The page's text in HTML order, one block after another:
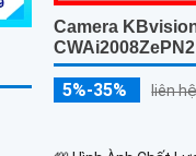
Camera
5%-35% liên